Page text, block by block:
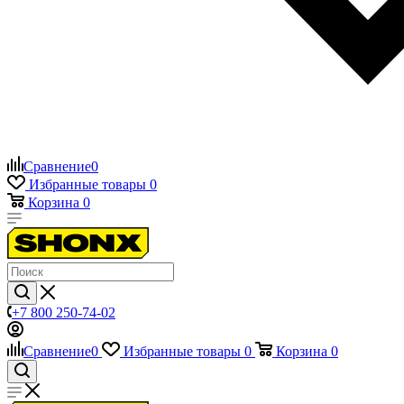
Сравнение0
Избранные товары 0
Корзина 0
+7 800 250-74-02
Сравнение0 Избранные товары 0 Корзина 0